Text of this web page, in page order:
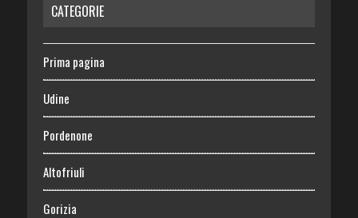
CATEGORIE
Prima pagina
Udine
Pordenone
Altofriuli
Gorizia